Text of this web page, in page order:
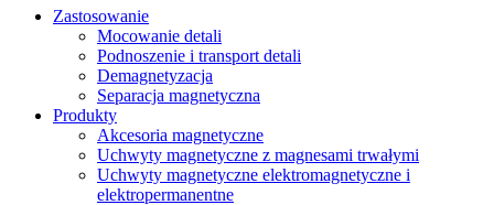
Zastosowanie
Mocowanie detali
Podnoszenie i transport detali
Demagnetyzacja
Separacja magnetyczna
Produkty
Akcesoria magnetyczne
Uchwyty magnetyczne z magnesami trwałymi
Uchwyty magnetyczne elektromagnetyczne i
elektropermanentne